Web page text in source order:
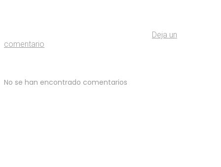
Deja un
comentario
No se han encontrado comentarios